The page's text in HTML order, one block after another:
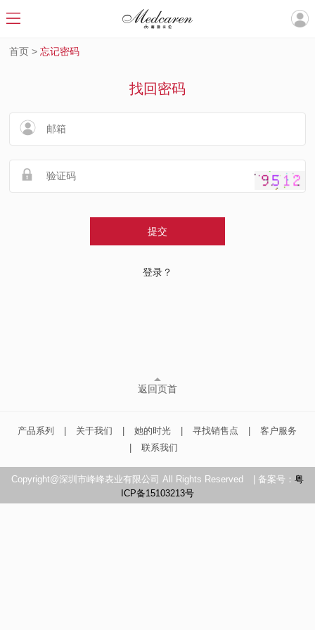
首页> 忘记密码
找回密码
提交
登录？
返回页首
产品系列 关于我们 她的时光 寻找销售点
客户服务
联系我们
Copyright@深圳市峰峰表业有限公司 All Rights Reserved | 备案号： 粤
ICP备15103213号